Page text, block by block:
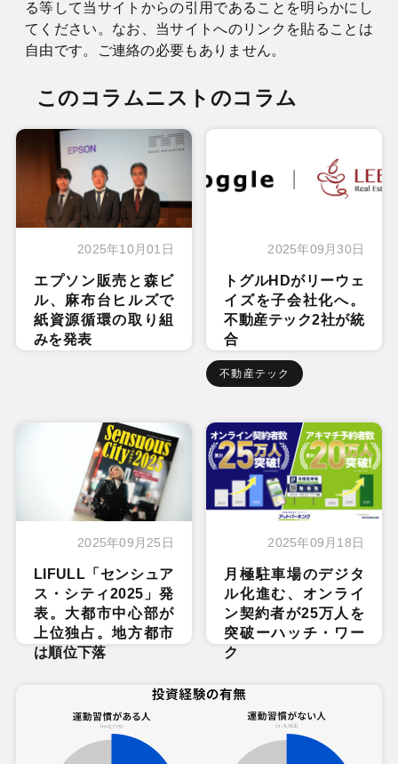
る等して当サイトからの引用であることを明らかにし
てください。なお、当サイトへのリンクを貼ることは
自由です。ご連絡の必要もありません。
このコラムニストのコラム
2025年10月01日
エプソン販売と森ビ
ル、麻布台ヒルズで
紙資源循環の取り組
みを発表
2025年09月30日
トグルHDがリーウェ
イズを子会社化へ。
不動産テック2社が統
合
不動産テック
2025年09月25日
LIFULL「センシュア
ス・シティ2025」発
表。大都市中心部が
上位独占。地方都市
は順位下落
2025年09月18日
月極駐車場のデジタ
ル化進む、オンライ
ン契約者が25万人を
突破ーハッチ・ワー
ク